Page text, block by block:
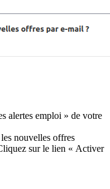
alertes emploi » de votre
nouvelles offres
sur le lien « Activer